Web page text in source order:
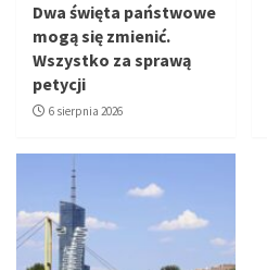
Dwa święta państwowe
mogą się zmienić.
Wszystko za sprawą
petycji
6 sierpnia 2026